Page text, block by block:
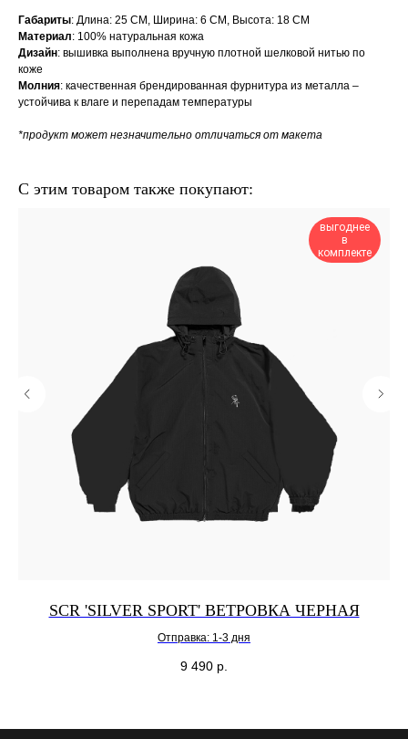
Габариты: Длина: 25 СМ, Ширина: 6 СМ, Высота: 18 СМ
Материал: 100% натуральная кожа
Дизайн: вышивка выполнена вручную плотной шелковой нитью по
коже
Молния: качественная брендированная фурнитура из металла –
устойчива к влаге и перепадам температуры
*продукт может незначительно отличаться от макета
С этим товаром также покупают:
выгоднее
в
комплекте
SCR 'SILVER SPORT' ВЕТРОВКА ЧЕРНАЯ
Отправка: 1-3 дня
9 490 р.